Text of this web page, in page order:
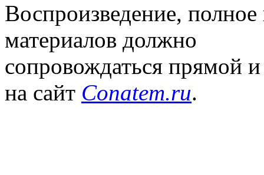
Воспроизведение,
материалов должно
сопровождаться прямой
на сайт Conatem.ru.